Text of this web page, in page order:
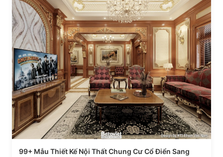
99+ Mẫu Thiết Kế Nội Thất Chung Cư Cổ Điển Sang